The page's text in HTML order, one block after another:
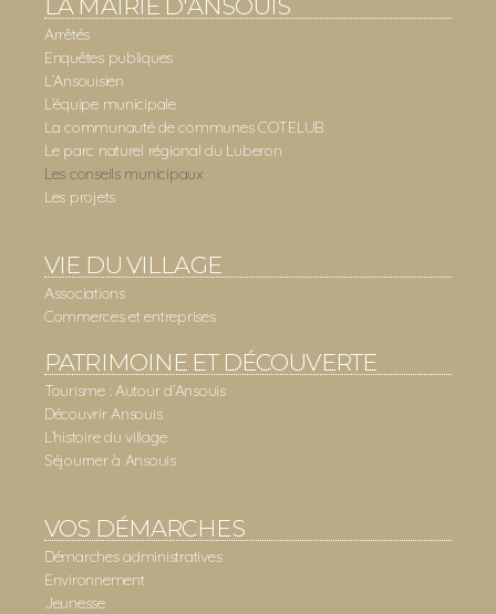
LA MAIRIE D'ANSOUIS
Arrêtés
Enquêtes publiques
L’Ansouisien
L’équipe municipale
La communauté de communes COTELUB
Le parc naturel régional du Luberon
Les conseils municipaux
Les projets
VIE DU VILLAGE
Associations
Commerces et entreprises
PATRIMOINE ET DÉCOUVERTE
Tourisme : Autour d’Ansouis
Découvrir Ansouis
L’histoire du village
Séjourner à Ansouis
VOS DÉMARCHES
Démarches administratives
Environnement
Jeunesse